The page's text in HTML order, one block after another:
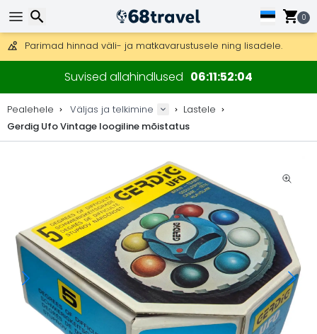
0
Saab saata ka DHL Expressi kaudu (kohaletoimetamine 24 tunni
30 päeva tagastamiseks, 90 päeva puidust kaartide ja
Parimad hinnad väli- ja matkavarustusele ning lisadele.
Suvised allahindlused 06 11 52 04
Pealehele Väljas ja telkimine
Lastele
Gerdig Ufo Vintage loogiline mõistatus
Otsi